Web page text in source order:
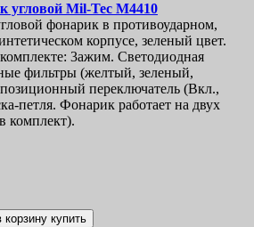
угловой Mil-Tec M4410
фонарик в противоударном,
корпусе, зеленый цвет.
3ажим. Светодиодная
фильтры (желтый, зеленый,
переключатель (Вкл.,
петля. Фонарик работает на двух
комплект).
корзину купить